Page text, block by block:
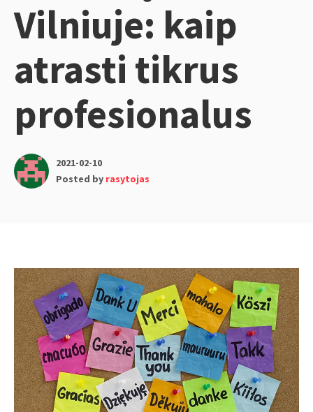
Vilniuje: kaip
atrasti tikrus
profesionalus
2021-02-10
Posted by rasytojas